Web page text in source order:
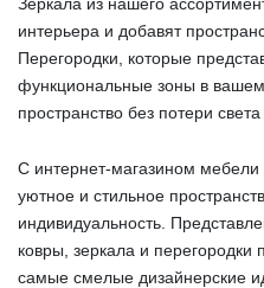
интерьера и добавят
Перегородки, которые
функциональные зоны в
пространство без потери света
С интернет-магазином мебели
уютное и стильное
индивидуальность.
ковры, зеркала и перегородки
самые смелые дизайнерские